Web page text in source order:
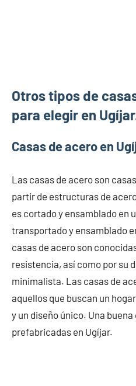
Otros tipos de
para elegir en
Casas de acero en
Las casas de acero son
partir de estructuras de
es cortado y ensamblado en
transportado y ensamblado
casas de acero son
resistencia, así como por su
minimalista. Las casas de
aquellos que buscan un
y un diseño único. Una
prefabricadas en Ugíjar.